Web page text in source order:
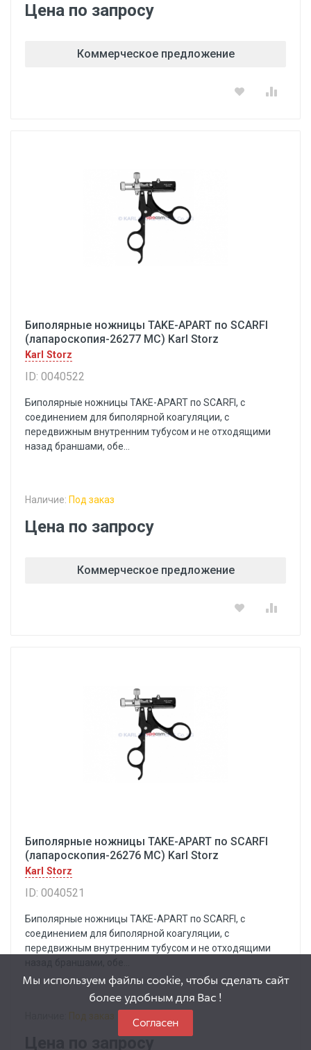
Цена по запросу
Коммерческое предложение
Биполярные ножницы TAKE-APART по SCARFI
(лапароскопия-26277 МС) Karl Storz
Karl Storz
ID: 0040522
Биполярные ножницы TAKE-APART по SCARFI, с
соединением для биполярной коагуляции, с
передвижным внутренним тубусом и не отходящими
назад браншами, обе...
Наличие: Под заказ
Цена по запросу
Коммерческое предложение
Биполярные ножницы TAKE-APART по SCARFI
(лапароскопия-26276 МС) Karl Storz
Karl Storz
ID: 0040521
Биполярные ножницы TAKE-APART по SCARFI, с
соединением для биполярной коагуляции, с
передвижным внутренним тубусом и не отходящими
Под заказ
Мы используем файлы cookie, чтобы сделать сайт
более удобным для Вас !
Согласен